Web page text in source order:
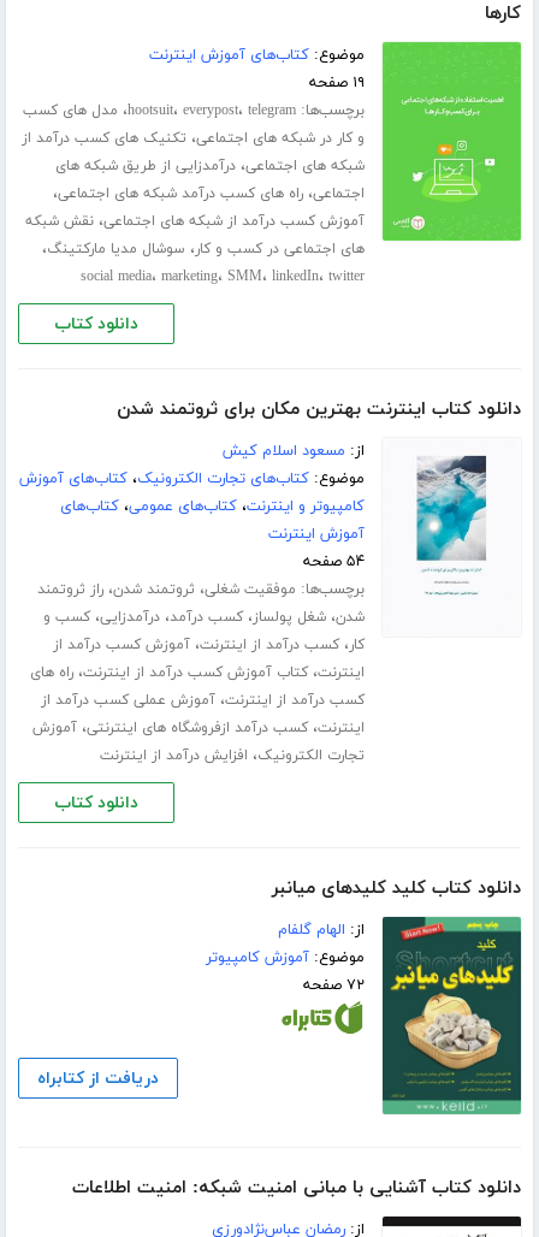
کارها
موضوع:کتاب‌های آموزش اینترنت
۱۹ صفحه
برچسب‌ها:
hootsuit، everypost، telegram ، مدل های کسب
و کار در شبکه های اجتماعی، تکنیک های کسب درآمد از
شبکه های اجتماعی،درآمدزایی از طریق شبکه های
اجتماعی،راه های کسب درآمد شبکه های اجتماعی،
آموزش کسب درآمد از شبکه های اجتماعی،نقش شبکه
های اجتماعی در کسب و کار، سوشال مدیا مارکتینگ،
social media، marketing، SMM، linkedIn، twitter
دانلود کتاب
دانلود کتاب اینترنت بهترین مکان برای ثروتمند شدن
از: مسعود اسلام کیش
موضوع:کتاب‌های تجارت الکترونیک،کتاب‌های آموزش
کامپیوتر و اینترنت،کتاب‌های عمومی،کتاب‌های
آموزش اینترنت
۵۴ صفحه
برچسب‌ها: موفقیت شغلی، ثروتمند شدن،راز ثروتمند
شدن،شغل پولساز،کسب درآمد،درآمدزایی،کسب و
کار،کسب درآمد از اینترنت،آموزش کسب درآمد از
اینترنت،کتاب آموزش کسب درآمد از اینترنت،راه های
کسب درآمد از اینترنت،آموزش عملی کسب درآمد از
اینترنت،کسب درآمد ازفروشگاه های اینترنتی،آموزش
تجارت الکترونیک، افزایش درآمد از اینترنت
دانلود کتاب
دانلود کتاب کلید کلیدهای میانبر
از: الهام گلفام
موضوع:آموزش کامپیوتر
۷۲ صفحه
دریافت از کتابراه
دانلود کتاب آشنایی با مبانی امنیت شبکه: امنیت اطلاعات
از:رمضان عباس‌نژادورزی